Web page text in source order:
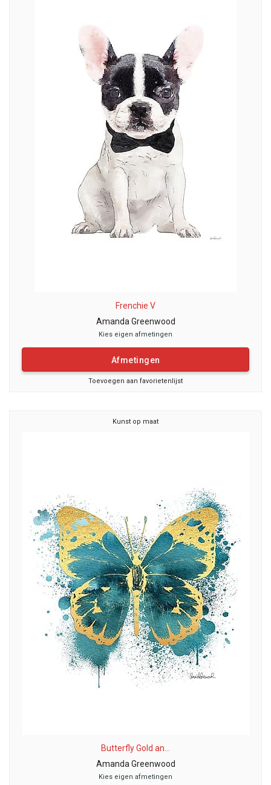
Frenchie V
Amanda Greenwood
Kies eigen afmetingen
Afmetingen
Toevoegen aan favorietenlijst
Kunst op maat
Butterfly Gold an...
Amanda Greenwood
Kies eigen afmetingen